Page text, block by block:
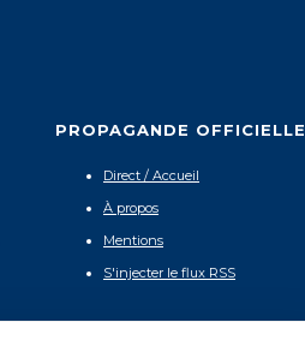
PROPAGANDE OFFICIELLE
Direct / Accueil
À propos
Mentions
S'injecter le flux RSS